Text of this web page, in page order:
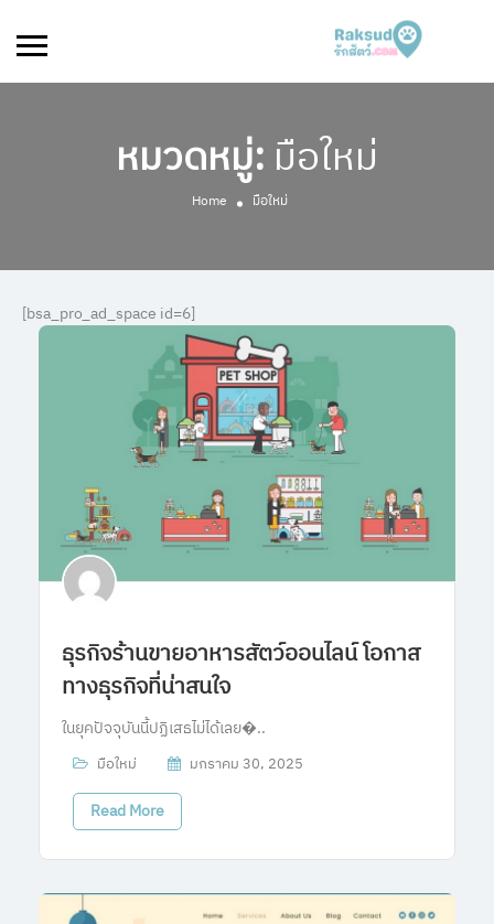
หมวดหมู่: มือใหม่
Home มือใหม่
[bsa_pro_ad_space id=6]
ธุรกิจร้านขายอาหารสัตว์ออนไลน์ โอกาส
ทางธุรกิจที่น่าสนใจ
ในยุคปัจจุบันนี้ปฏิเสธไม่ได้เลย�..
มือใหม่ มกราคม 30, 2025
Read More